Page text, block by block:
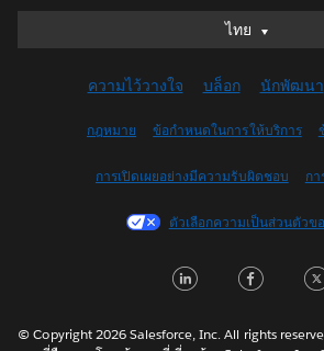
ไทย
ไทย
English (UK)
English (US)
Français (Canada)
Français (France)
日本語
Nederlands
ความไว้วางใจ บล็อก นักพัฒนา
กฎหมาย ข้อกำหนดในการให้บริการ
การเปิดเผยอย่างมีความรับผิดชอบ ก
ตัวเลือกความเป็นส่วนตัว
© Copyright 2026 Salesforce, Inc. All rights